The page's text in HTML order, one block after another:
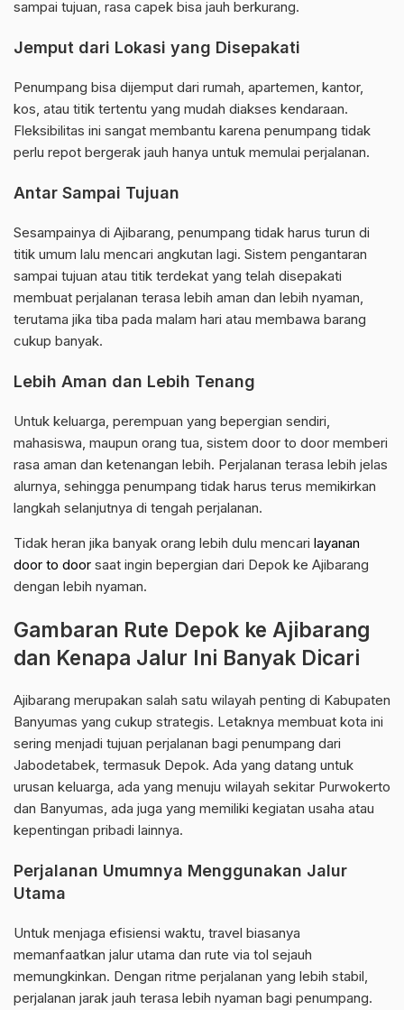
sampai tujuan, rasa capek bisa jauh berkurang.
Jemput dari Lokasi yang Disepakati
Penumpang bisa dijemput dari rumah, apartemen, kantor,
kos, atau titik tertentu yang mudah diakses kendaraan.
Fleksibilitas ini sangat membantu karena penumpang tidak
perlu repot bergerak jauh hanya untuk memulai perjalanan.
Antar Sampai Tujuan
Sesampainya di Ajibarang, penumpang tidak harus turun di
titik umum lalu mencari angkutan lagi. Sistem pengantaran
sampai tujuan atau titik terdekat yang telah disepakati
membuat perjalanan terasa lebih aman dan lebih nyaman,
terutama jika tiba pada malam hari atau membawa barang
cukup banyak.
Lebih Aman dan Lebih Tenang
Untuk keluarga, perempuan yang bepergian sendiri,
mahasiswa, maupun orang tua, sistem door to door memberi
rasa aman dan ketenangan lebih. Perjalanan terasa lebih jelas
alurnya, sehingga penumpang tidak harus terus memikirkan
langkah selanjutnya di tengah perjalanan.
Tidak heran jika banyak orang lebih dulu mencari layanan
door to door saat ingin bepergian dari Depok ke Ajibarang
dengan lebih nyaman.
Gambaran Rute Depok ke Ajibarang
dan Kenapa Jalur Ini Banyak Dicari
Ajibarang merupakan salah satu wilayah penting di Kabupaten
Banyumas yang cukup strategis. Letaknya membuat kota ini
sering menjadi tujuan perjalanan bagi penumpang dari
Jabodetabek, termasuk Depok. Ada yang datang untuk
urusan keluarga, ada yang menuju wilayah sekitar Purwokerto
dan Banyumas, ada juga yang memiliki kegiatan usaha atau
kepentingan pribadi lainnya.
Perjalanan Umumnya Menggunakan Jalur
Utama
Untuk menjaga efisiensi waktu, travel biasanya
memanfaatkan jalur utama dan rute via tol sejauh
memungkinkan. Dengan ritme perjalanan yang lebih stabil,
perjalanan jarak jauh terasa lebih nyaman bagi penumpang.